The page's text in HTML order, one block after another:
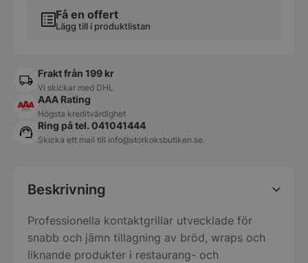
Få en offert
Lägg till i produktlistan
Frakt från 199 kr
Vi skickar med DHL
AAA Rating
Högsta kreditvärdighet
Ring på tel. 041041444
Skicka ett mail till info@storkoksbutiken.se.
Beskrivning
Professionella kontaktgrillar utvecklade för
snabb och jämn tillagning av bröd, wraps och
liknande produkter i restaurang- och